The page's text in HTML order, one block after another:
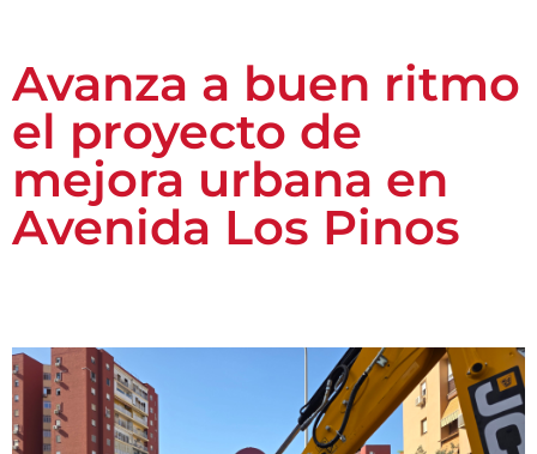
Avanza a buen ritmo
el proyecto de
mejora urbana en
Avenida Los Pinos